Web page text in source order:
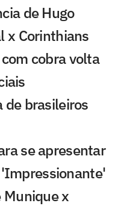
de Hugo
x Corinthians
cobra volta
de brasileiros
se apresentar
Munique x